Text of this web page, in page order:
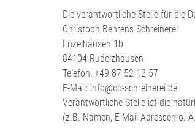
Die verantwortliche Stelle für die
Christoph Behrens Schreinerei
Enzelhausen 1b
84104 Rudelzhausen
Telefon: +49 87 52 12 57
E-Mail: info@cb-schreinerei.de
Verantwortliche Stelle ist die
(z.B. Namen, E-Mail-Adressen o.